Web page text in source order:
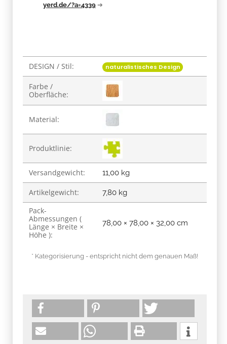
yerd.de/?a=4339 ➔
Produkteigenschaft
Wert
DESIGN / Stil: naturalistisches Design
Farbe /
Oberfläche:
Material:
Produktlinie:
Versandgewicht: 11,00 kg
Artikelgewicht: 7,80 kg
Pack-
Abmessungen (
Länge × Breite ×
Höhe ):
78,00 × 78,00 × 32,00 cm
* Kategorisierung - entspricht nicht dem genauen Maß!